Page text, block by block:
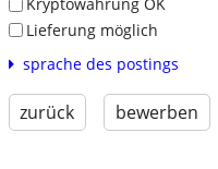
Lieferung möglich
sprache des postings
zurück bewerben